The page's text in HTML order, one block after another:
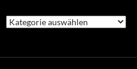
Welche
Beiträge